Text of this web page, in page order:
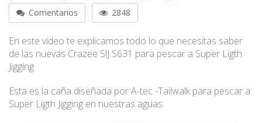
Comentarios 2848
En este vídeo te explicamos todo lo que necesitas saber
de las nuevas Crazee SlJ S631 para pescar a Super Ligth
Jigging
Esta es la caña diseñada por A-tec -Tailwalk para pescar a
Super Ligth Jigging en nuestras aguas.